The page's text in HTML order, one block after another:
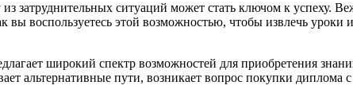
затруднительных ситуаций может стать ключом к успеху.
воспользуетесь этой возможностью, чтобы извлечь уроки
широкий спектр возможностей для приобретения
альтернативные пути, возникает вопрос покупки диплома с